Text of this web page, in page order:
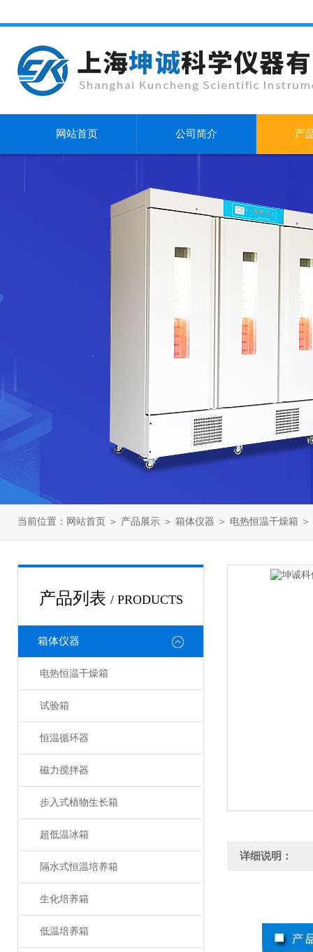
网站首页 公司简介 产
当前位置： 网站首页 ＞ 产品展示 ＞ 箱体仪器 ＞ 电热恒温干燥箱
产品列表 / PRODUCTS
箱体仪器
电热恒温干燥箱
试验箱
恒温循环器
磁力搅拌器
步入式植物生长箱
超低温冰箱
隔水式恒温培养箱
生化培养箱
低温培养箱
详细说明：